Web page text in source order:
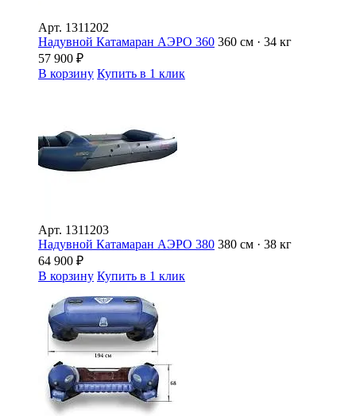
Арт. 1311202
Надувной Катамаран АЭРО 360 360 см · 34 кг
57 900 ₽
В корзину Купить в 1 клик
Арт. 1311203
Надувной Катамаран АЭРО 380 380 см · 38 кг
64 900 ₽
В корзину Купить в 1 клик